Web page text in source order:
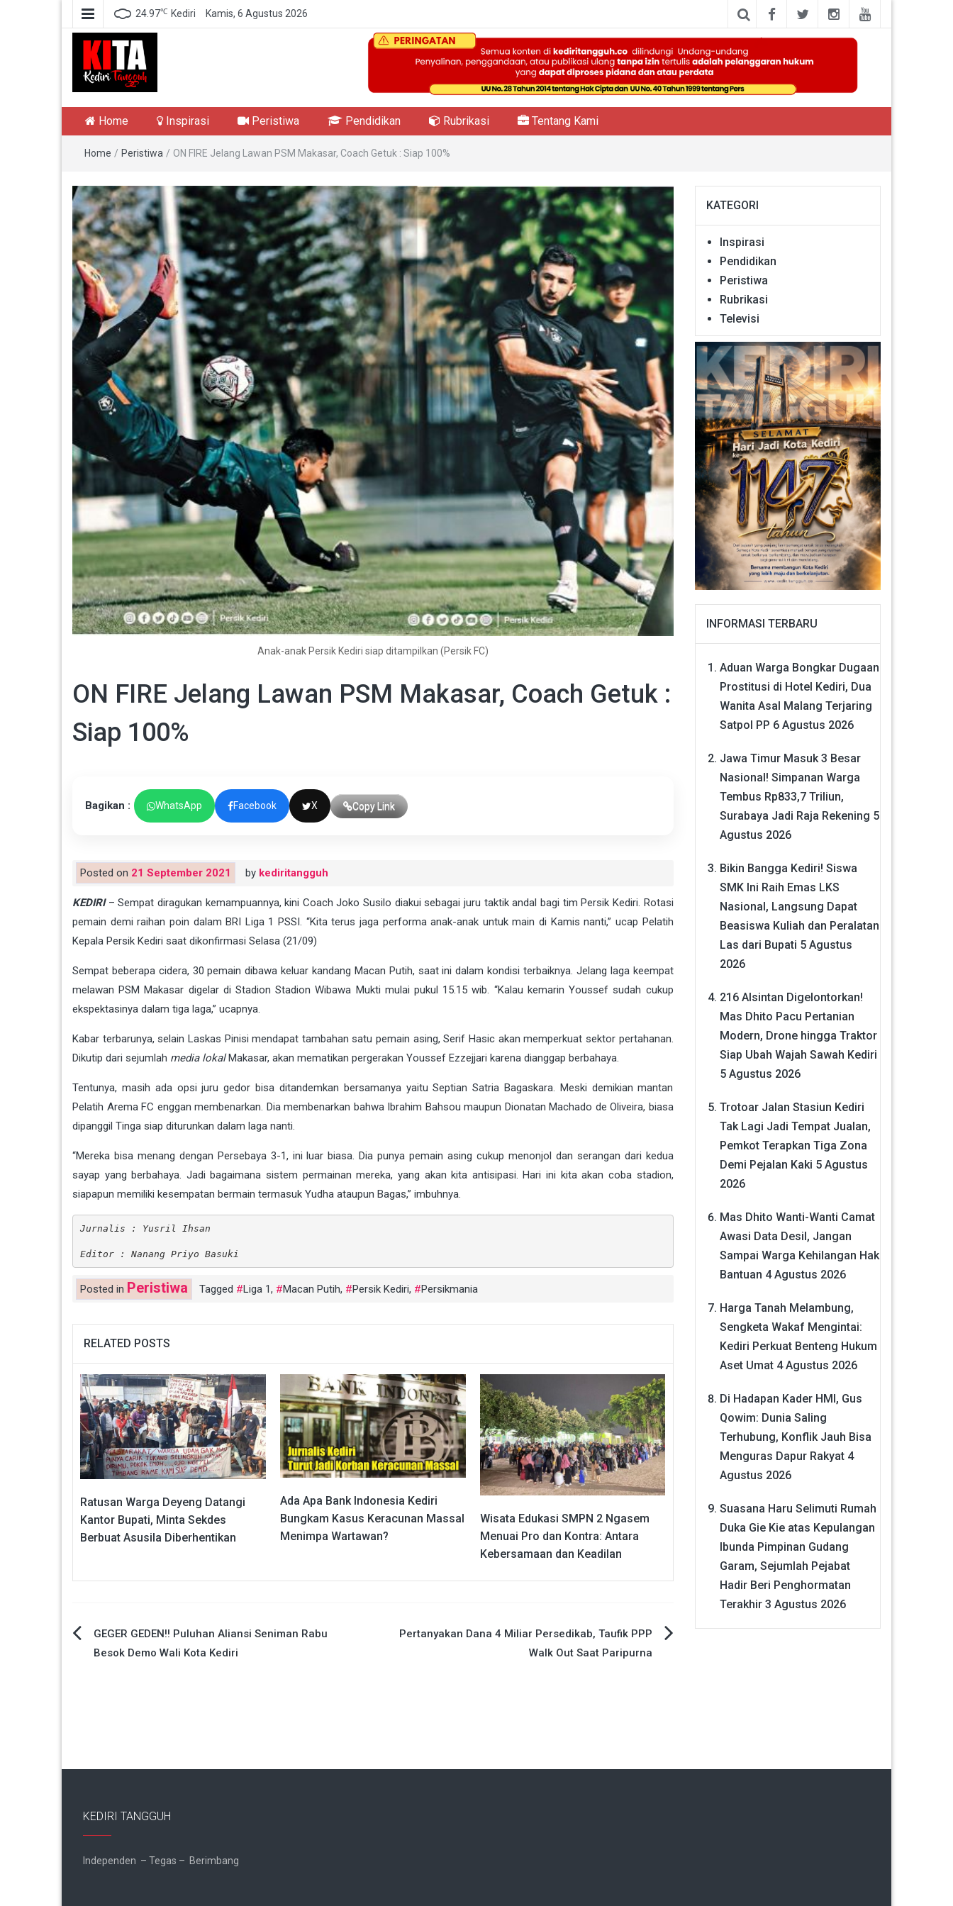
24.97℃ Kediri Kamis, 6 Agustus 2026
Kediri Tangguh
Home Inspirasi Peristiwa Pendidikan Rubrikasi Tentang Kami
Home / Peristiwa / ON FIRE Jelang Lawan PSM Makasar, Coach Getuk : Siap 100%
Anak-anak Persik Kediri siap ditampilkan (Persik FC)
ON FIRE Jelang Lawan PSM Makasar, Coach Getuk :
Siap 100%
Bagikan : WhatsApp Facebook X Copy Link
Posted on 21 September 2021 by kediritangguh
KEDIRI – Sempat diragukan kemampuannya, kini Coach Joko Susilo diakui sebagai juru taktik andal bagi tim Persik Kediri. Rotasi
pemain demi raihan poin dalam BRI Liga 1 PSSI. “Kita terus jaga performa anak-anak untuk main di Kamis nanti,” ucap Pelatih
Kepala Persik Kediri saat dikonfirmasi Selasa (21/09)
Sempat beberapa cidera, 30 pemain dibawa keluar kandang Macan Putih, saat ini dalam kondisi terbaiknya. Jelang laga keempat
melawan PSM Makasar digelar di StadionStadion Wibawa Mukti mulai pukul 15.15 wib. “Kalau kemarin Youssef sudah cukup
ekspektasinya dalam tiga laga,” ucapnya.
Kabar terbarunya, selain Laskas Pinisi mendapat tambahan satu pemain asing, Serif Hasic akan memperkuat sektor pertahanan.
Dikutip dari sejumlah media lokalMakasar, akan mematikan pergerakan Youssef Ezzejjari karena dianggap berbahaya.
Tentunya, masih ada opsi juru gedor bisa ditandemkan bersamanya yaitu Septian Satria Bagaskara. Meski demikian mantan
Pelatih Arema FC enggan membenarkan. Dia membenarkan bahwa Ibrahim Bahsou maupun Dionatan Machado de Oliveira, biasa
dipanggil Tinga siap diturunkan dalam laga nanti.
“Mereka bisa menang dengan Persebaya 3-1, ini luar biasa. Dia punya pemain asing cukup menonjol dan serangan dari kedua
sayap yang berbahaya. Jadi bagaimana sistem permainan mereka, yang akan kita antisipasi. Hari ini kita akan coba stadion,
siapapun memiliki kesempatan bermain termasuk Yudha ataupun Bagas,” imbuhnya.
Jurnalis : Yusril Ihsan
Editor : Nanang Priyo Basuki
Posted in Peristiwa Tagged Liga 1, Macan Putih, Persik Kediri, Persikmania
RELATED POSTS
Ratusan Warga Deyeng Datangi
Kantor Bupati, Minta Sekdes
Berbuat Asusila Diberhentikan
Ada Apa Bank Indonesia Kediri
Bungkam Kasus Keracunan Massal
Menimpa Wartawan?
Wisata Edukasi SMPN 2 Ngasem
Menuai Pro dan Kontra: Antara
Kebersamaan dan Keadilan
Navigasi
GEGER GEDEN!! Puluhan Aliansi Seniman Rabu
Besok Demo Wali Kota Kediri
Pertanyakan Dana 4 Miliar Persedikab, Taufik PPP
Walk Out Saat Paripurna
KATEGORI
Inspirasi
Pendidikan
Peristiwa
Rubrikasi
Televisi
INFORMASI TERBARU
Aduan Warga Bongkar Dugaan
Prostitusi di Hotel Kediri, Dua
Wanita Asal Malang Terjaring
Satpol PP 6 Agustus 2026
Jawa Timur Masuk 3 Besar
Nasional! Simpanan Warga
Tembus Rp833,7 Triliun,
Surabaya Jadi Raja Rekening 5
Agustus 2026
Bikin Bangga Kediri! Siswa
SMK Ini Raih Emas LKS
Nasional, Langsung Dapat
Beasiswa Kuliah dan Peralatan
Las dari Bupati 5 Agustus
2026
216 Alsintan Digelontorkan!
Mas Dhito Pacu Pertanian
Modern, Drone hingga Traktor
Siap Ubah Wajah Sawah Kediri
5 Agustus 2026
Trotoar Jalan Stasiun Kediri
Tak Lagi Jadi Tempat Jualan,
Pemkot Terapkan Tiga Zona
Demi Pejalan Kaki 5 Agustus
2026
Mas Dhito Wanti-Wanti Camat
Awasi Data Desil, Jangan
Sampai Warga Kehilangan Hak
Bantuan 4 Agustus 2026
Harga Tanah Melambung,
Sengketa Wakaf Mengintai:
Kediri Perkuat Benteng Hukum
Aset Umat 4 Agustus 2026
Di Hadapan Kader HMI, Gus
Qowim: Dunia Saling
Terhubung, Konflik Jauh Bisa
Menguras Dapur Rakyat 4
Agustus 2026
Suasana Haru Selimuti Rumah
Duka Gie Kie atas Kepulangan
Ibunda Pimpinan Gudang
Garam, Sejumlah Pejabat
Hadir Beri Penghormatan
Terakhir 3 Agustus 2026
KEDIRI TANGGUH
Independen – Tegas – Berimbang